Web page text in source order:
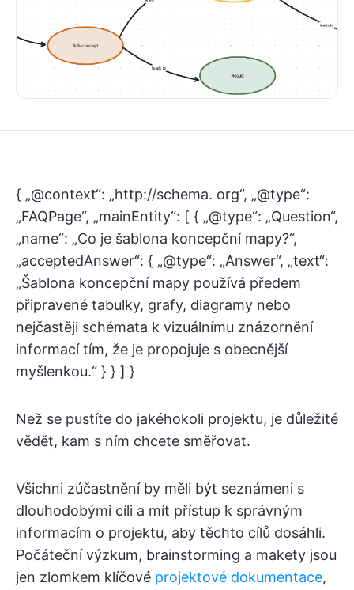
{ „@context“: „http://schema. org“, „@type“:
„FAQPage“, „mainEntity“: [ { „@type“: „Question“,
„name“: „Co je šablona koncepční mapy?“,
„acceptedAnswer“: { „@type“: „Answer“, „text“:
„Šablona koncepční mapy používá předem
připravené tabulky, grafy, diagramy nebo
nejčastěji schémata k vizuálnímu znázornění
informací tím, že je propojuje s obecnější
myšlenkou.“ } } ] }
Než se pustíte do jakéhokoli projektu, je důležité
vědět, kam s ním chcete směřovat.
Všichni zúčastnění by měli být seznámeni s
dlouhodobými cíli a mít přístup k správným
informacím o projektu, aby těchto cílů dosáhli.
Počáteční výzkum, brainstorming a makety jsou
jen zlomkem klíčové projektové dokumentace,